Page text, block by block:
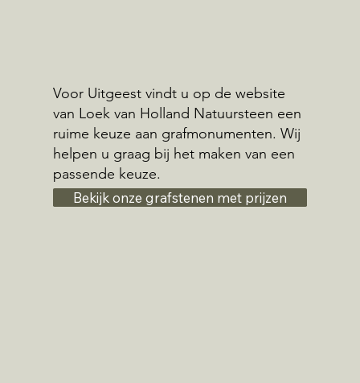
Voor Uitgeest vindt u op de website
van Loek van Holland Natuursteen een
ruime keuze aan grafmonumenten. Wij
helpen u graag bij het maken van een
passende keuze.
Bekijk onze grafstenen met prijzen